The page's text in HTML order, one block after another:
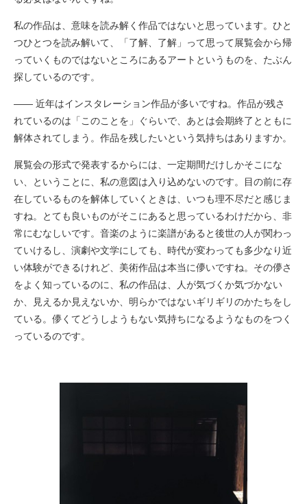
私の作品は、意味を読み解く作品ではないと思っています。ひと
つひとつを読み解いて、「了解、了解」って思って展覧会から帰
っていくものではないところにあるアートというものを、たぶん
探しているのです。
―― 近年はインスタレーション作品が多いですね。作品が残さ
れているのは「このことを」ぐらいで、あとは会期終了とともに
解体されてしまう。作品を残したいという気持ちはありますか。
展覧会の形式で発表するからには、一定期間だけしかそこにな
い、ということに、私の意図は入り込めないのです。目の前に存
在しているものを解体していくときは、いつも理不尽だと感じま
すね。とても良いものがそこにあると思っているわけだから、非
常にむなしいです。音楽のように楽譜があると後世の人が関わっ
ていけるし、演劇や文学にしても、時代が変わっても多少なり近
い体験ができるけれど、美術作品は本当に儚いですね。その儚さ
をよく知っているのに、私の作品は、人が気づくか気づかない
か、見えるか見えないか、明らかではないギリギリのかたちをし
ている。儚くてどうしようもない気持ちになるようなものをつく
っているのです。